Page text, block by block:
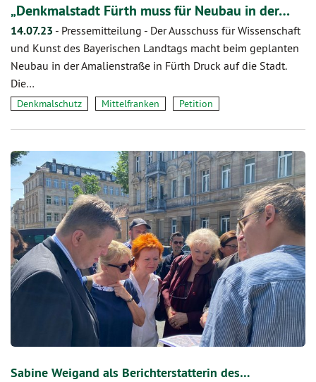
„Denkmalstadt Fürth muss für Neubau in der…
14.07.23 - Pressemitteilung - Der Ausschuss für Wissenschaft
und Kunst des Bayerischen Landtags macht beim geplanten
Neubau in der Amalienstraße in Fürth Druck auf die Stadt.
Die…
Denkmalschutz Mittelfranken Petition
Sabine Weigand als Berichterstatterin des…